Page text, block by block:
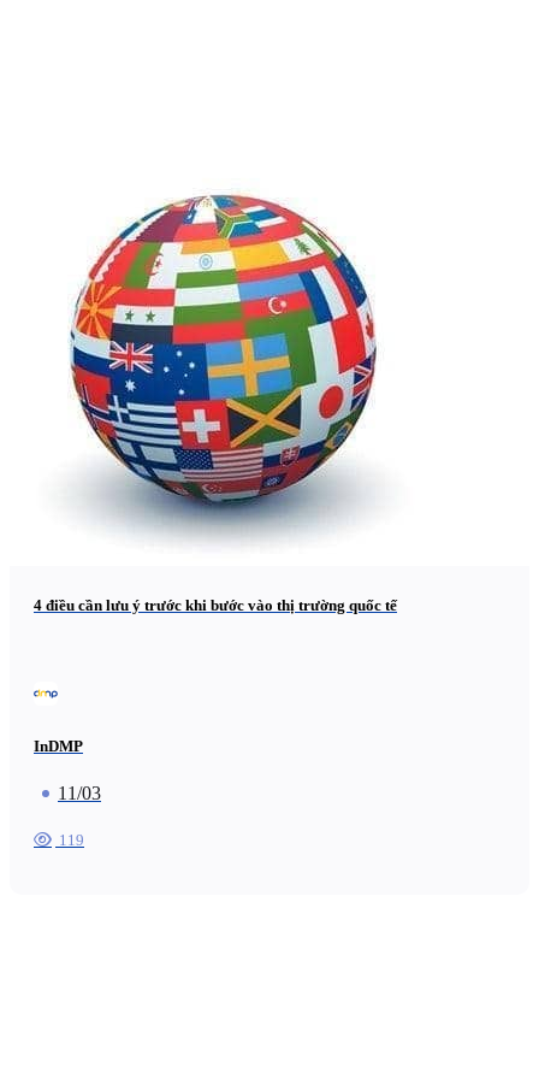
4 điều cần lưu ý trước khi bước vào thị trường quốc tế
InDMP
11/03
119